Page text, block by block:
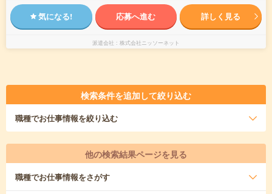
気になる! 応募へ進む 詳しく見る
派遣会社 株式会社ニッソーネット
検索条件を追加して絞り込む
職種でお仕事情報を絞り込む
他の検索結果ページを見る
職種でお仕事情報をさがす